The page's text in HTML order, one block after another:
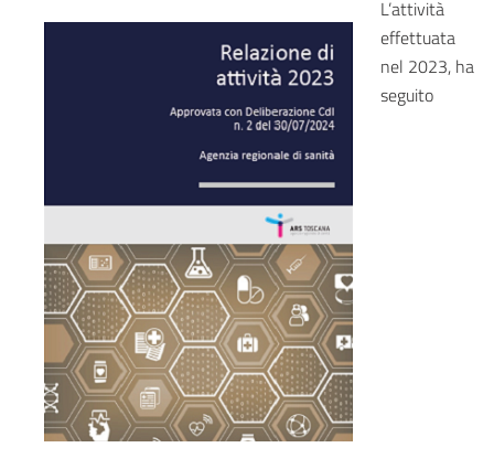
L’attività
effettuata
nel 2023, ha
seguito